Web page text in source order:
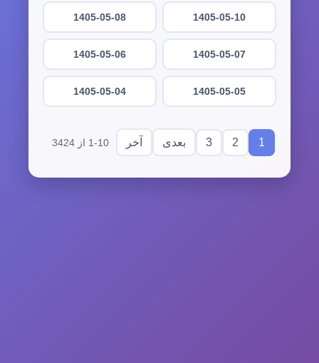
1405-05-10
1405-05-08
1405-05-07
1405-05-06
1405-05-05
1405-05-04
1
2
3 بعدی آخر 1-10 از 3424